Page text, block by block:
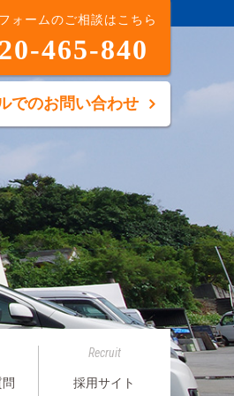
ォームのご相談はこちら
465-840
でのお問い合わせ
Recruit
採用サイト